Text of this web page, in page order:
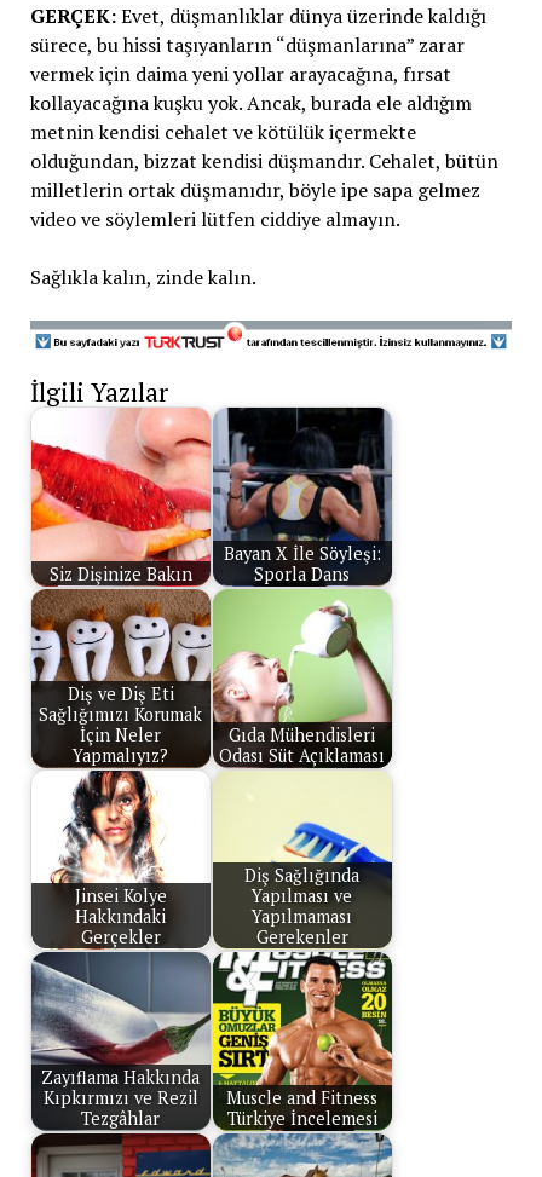
GERÇEK:Evet, düşmanlıklar dünya üzerinde kaldığı
sürece, bu hissi taşıyanların “düşmanlarına” zarar
vermek için daima yeni yollar arayacağına, fırsat
kollayacağına kuşku yok. Ancak, burada ele aldığım
metnin kendisi cehalet ve kötülük içermekte
olduğundan, bizzat kendisi düşmandır. Cehalet, bütün
milletlerin ortak düşmanıdır, böyle ipe sapa gelmez
video ve söylemleri lütfen ciddiye almayın.
Sağlıkla kalın, zinde kalın.
İlgili Yazılar
Siz Dişinize Bakın
Bayan X İle Söyleşi:
Sporla Dans
Diş ve Diş Eti
Sağlığımızı Korumak
İçin Neler
Yapmalıyız?
Gıda Mühendisleri
Odası Süt Açıklaması
Jinsei Kolye
Hakkındaki
Gerçekler
Diş Sağlığında
Yapılması ve
Yapılmaması
Gerekenler
Zayıflama Hakkında
Kıpkırmızı ve Rezil
Tezgâhlar
Muscle and Fitness
Türkiye İncelemesi